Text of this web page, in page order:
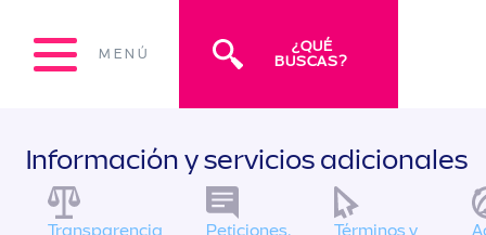
MENÚ
¿QUÉ
BUSCAS?
Información y servicios adicionales
Transparencia
Peticiones,
Términos y